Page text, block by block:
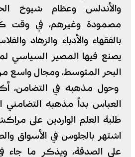
والأندلس وعظام شيوخ
مصمودة وغيرهم، في وقت
بالفقهاء والأدباء والزهاد
يصنع فيها المصير
البحر المتوسط، ومجال واسع
وحول مذهبه في التضامن،
العباس بدأ مذهبه التضامني
طلبة العلم الواردين على
اشتهر بالجلوس في الأسواق
على الصدقة، ويذكر ما جاء